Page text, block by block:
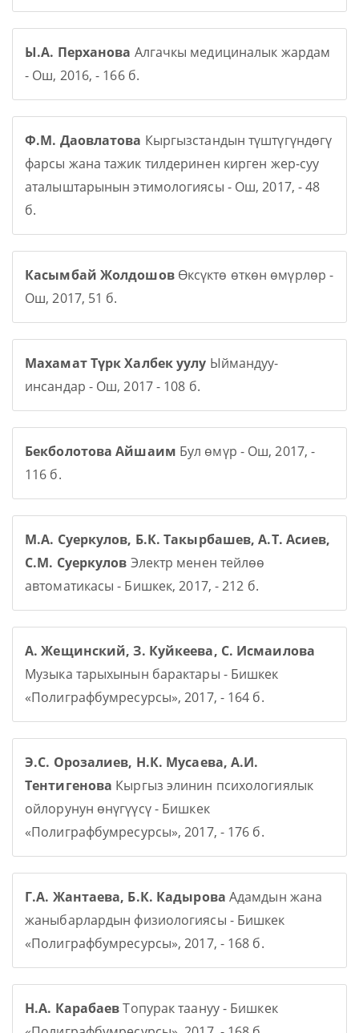
Ы.А. Перханова Алгачкы медициналык жардам
- Ош, 2016, - 166 б.
Ф.М. Даовлатова Кыргызстандын түштүгүндөгү
фарсы жана тажик тилдеринен кирген жер-суу
аталыштарынын этимологиясы - Ош, 2017, - 48
б.
Касымбай Жолдошов Өксүктө өткөн өмүрлөр -
Ош, 2017, 51 б.
Махамат Түрк Халбек уулу Ыймандуу-
инсандар - Ош, 2017 - 108 б.
Бекболотова Айшаим Бул өмүр - Ош, 2017, -
116 б.
М.А. Суеркулов, Б.К. Такырбашев, А.Т. Асиев,
С.М. Суеркулов Электр менен тейлөө
автоматикасы - Бишкек, 2017, - 212 б.
А. Жещинский, З. Куйкеева, С. Исмаилова
Музыка тарыхынын барактары - Бишкек
«Полиграфбумресурсы», 2017, - 164 б.
Э.С. Орозалиев, Н.К. Мусаева, А.И.
Тентигенова Кыргыз элинин психологиялык
ойлорунун өнүгүүсү - Бишкек
«Полиграфбумресурсы», 2017, - 176 б.
Г.А. Жантаева, Б.К. Кадырова Адамдын жана
жаныбарлардын физиологиясы - Бишкек
«Полиграфбумресурсы», 2017, - 168 б.
Н.А. КарабаевТопурак таануу - Бишкек